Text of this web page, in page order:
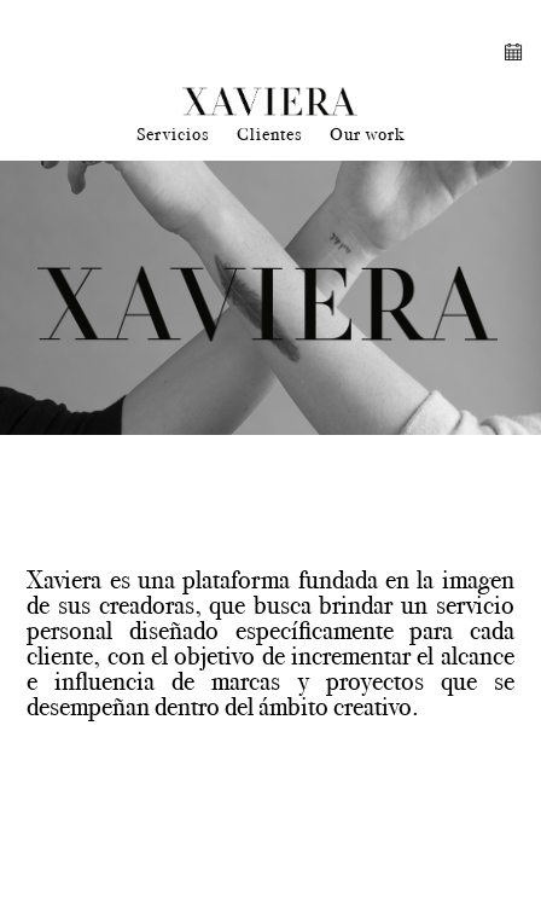
Servicios Clientes Our work
Xaviera es una plataforma fundada en la imagen
de sus creadoras, que busca brindar un servicio
personal diseñado específicamente para cada
cliente, con el objetivo de incrementar el alcance
e influencia de marcas y proyectos que se
desempeñan dentro del ámbito creativo.